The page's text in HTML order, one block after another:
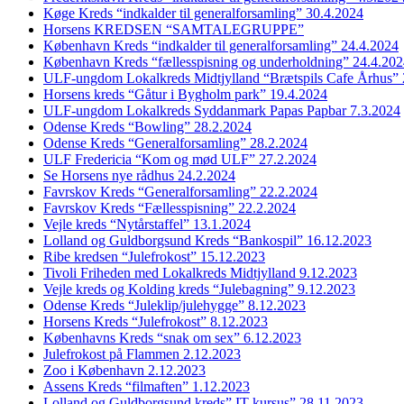
Køge Kreds “indkalder til generalforsamling” 30.4.2024
Horsens KREDSEN “SAMTALEGRUPPE”
København Kreds “indkalder til generalforsamling” 24.4.2024
København Kreds “fællesspisning og underholdning”
ULF-ungdom Lokalkreds Midtjylland “Brætspils Cafe Århus”
Horsens kreds “Gåtur i Bygholm park” 19.4.2024
ULF-ungdom Lokalkreds Syddanmark Papas Papbar 7.3.2024
Odense Kreds “Bowling” 28.2.2024
Odense Kreds “Generalforsamling” 28.2.2024
ULF Fredericia “Kom og mød ULF” 27.2.2024
Se Horsens nye rådhus 24.2.2024
Favrskov Kreds “Generalforsamling” 22.2.2024
Favrskov Kreds “Fællesspisning” 22.2.2024
Vejle kreds “Nytårstaffel” 13.1.2024
Lolland og Guldborgsund Kreds “Bankospil” 16.12.2023
Ribe kredsen “Julefrokost” 15.12.2023
Tivoli Friheden med Lokalkreds Midtjylland 9.12.2023
Vejle kreds og Kolding kreds “Julebagning” 9.12.2023
Odense Kreds “Juleklip/julehygge” 8.12.2023
Horsens Kreds “Julefrokost” 8.12.2023
Københavns Kreds “snak om sex” 6.12.2023
Julefrokost på Flammen 2.12.2023
Zoo i København 2.12.2023
Assens Kreds “filmaften” 1.12.2023